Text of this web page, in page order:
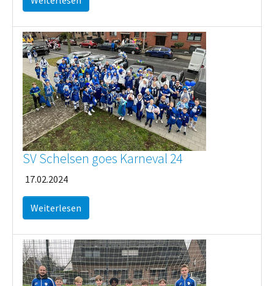
SV Schelsen goes Karneval 24
17.02.2024
Weiterlesen